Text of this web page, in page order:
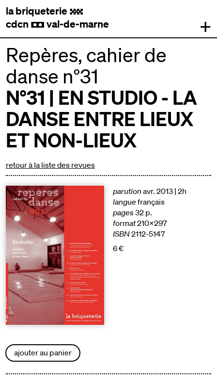
la briqueterie .
cdcn , val-de-marne
+
Repères, cahier de
danse n°31
N°31 | EN STUDIO - LA
DANSE ENTRE LIEUX
ET NON-LIEUX
retour à la liste des revues
parution avr. 2013 | 2h
langue français
pages32 p.
format210x297
ISBN2112-5147
6 €
ajouter au panier